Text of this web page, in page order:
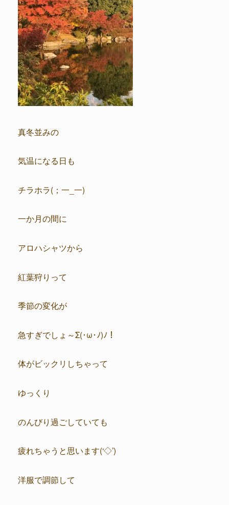
真冬並みの
気温になる日も
チラホラ(；一_一)
一か月の間に
アロハシャツから
紅葉狩りって
季節の変化が
急すぎでしょ～Σ(･ω･ﾉ)ﾉ！
体がビックリしちゃって
ゆっくり
のんびり過ごしていても
疲れちゃうと思います(‘◇’)ゞ
洋服で調節して